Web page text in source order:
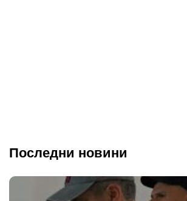
Последни новини